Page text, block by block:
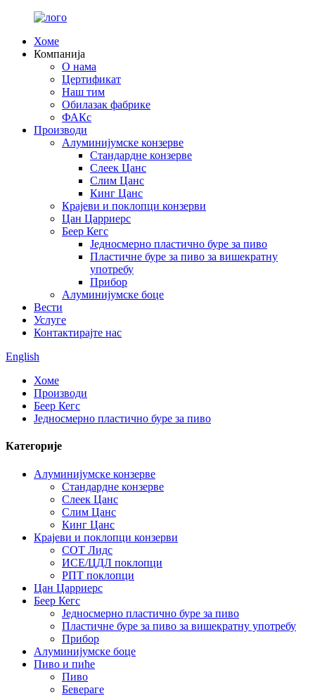
Хоме
Компанија
О нама
Цертификат
Наш тим
Обилазак фабрике
ФАКс
Производи
Алуминијумске конзерве
Стандардне конзерве
Слеек Цанс
Слим Цанс
Кинг Цанс
Крајеви и поклопци конзерви
Цан Царриерс
Беер Кегс
Једносмерно пластично буре за пиво
Пластичне буре за пиво за вишекратну
употребу
Прибор
Алуминијумске боце
Вести
Услуге
Контактирајте нас
English
Хоме
Производи
Беер Кегс
Једносмерно пластично буре за пиво
Категорије
Алуминијумске конзерве
Стандардне конзерве
Слеек Цанс
Слим Цанс
Кинг Цанс
Крајеви и поклопци конзерви
СОТ Лидс
ИСЕ/ЦДЛ поклопци
РПТ поклопци
Цан Царриерс
Беер Кегс
Једносмерно пластично буре за пиво
Пластичне буре за пиво за вишекратну употребу
Прибор
Алуминијумске боце
Пиво и пиће
Пиво
Бевераге